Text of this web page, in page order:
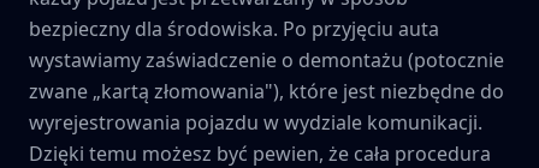
bezpieczny dla środowiska. Po przyjęciu auta
wystawiamy zaświadczenie o demontażu (potocznie
zwane „kartą złomowania"), które jest niezbędne do
wyrejestrowania pojazdu w wydziale komunikacji.
Dzięki temu możesz być pewien, że cała procedura